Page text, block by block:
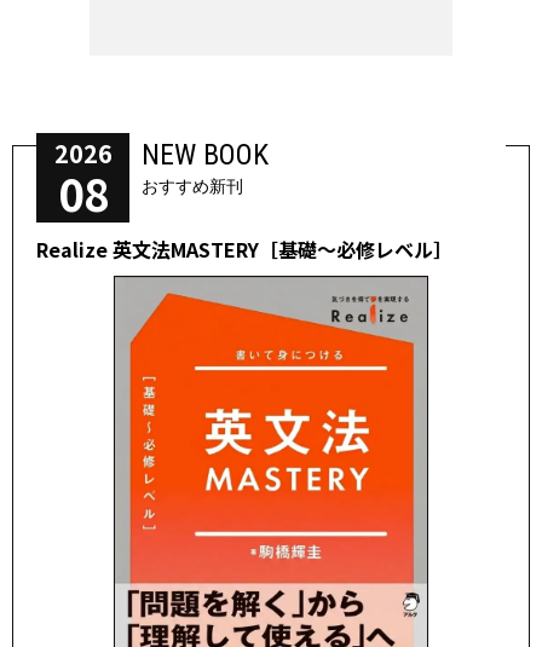
2026
08
NEW BOOK
おすすめ新刊
Realize 英文法MASTERY［基礎～必修レベル］